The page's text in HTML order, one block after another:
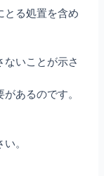
とる処置を含め
いことが示さ
あるのです。
。